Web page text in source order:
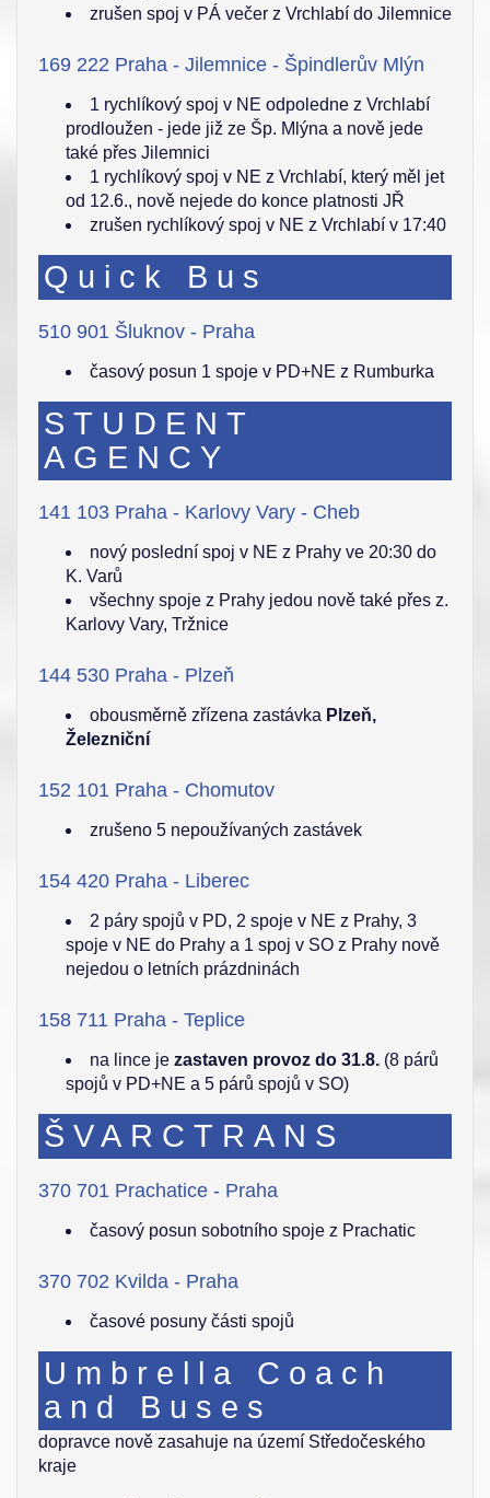
zrušen spoj v PÁ večer z Vrchlabí do Jilemnice
169 222 Praha - Jilemnice - Špindlerův Mlýn
1 rychlíkový spoj v NE odpoledne z Vrchlabí
prodloužen - jede již ze Šp. Mlýna a nově jede
také přes Jilemnici
1 rychlíkový spoj v NE z Vrchlabí, který měl jet
od 12.6., nově nejede do konce platnosti JŘ
zrušen rychlíkový spoj v NE z Vrchlabí v 17:40
Quick Bus
510 901 Šluknov - Praha
časový posun 1 spoje v PD+NE z Rumburka
STUDENT
AGENCY
141 103 Praha - Karlovy Vary - Cheb
nový poslední spoj v NE z Prahy ve 20:30 do
K. Varů
všechny spoje z Prahy jedou nově také přes z.
Karlovy Vary, Tržnice
144 530 Praha - Plzeň
obousměrně zřízena zastávka Plzeň,
Železniční
152 101 Praha - Chomutov
zrušeno 5 nepoužívaných zastávek
154 420 Praha - Liberec
2 páry spojů v PD, 2 spoje v NE z Prahy, 3
spoje v NE do Prahy a 1 spoj v SO z Prahy nově
nejedou o letních prázdninách
158 711 Praha - Teplice
na lince je zastaven provoz do 31.8. (8 párů
spojů v PD+NE a 5 párů spojů v SO)
ŠVARCTRANS
370 701 Prachatice - Praha
časový posun sobotního spoje z Prachatic
370 702 Kvilda - Praha
časové posuny části spojů
Umbrella Coach
and Buses
dopravce nově zasahuje na území Středočeského
kraje